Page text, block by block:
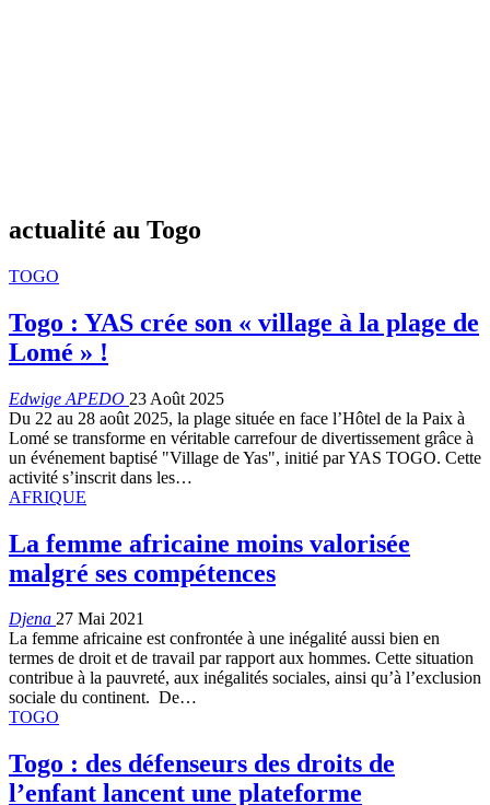
actualité au Togo
TOGO
Togo : YAS crée son « village à la plage de
Lomé » !
Edwige APEDO 23 Août 2025
Du 22 au 28 août 2025, la plage située en face l’Hôtel de la Paix à
Lomé se transforme en véritable carrefour de divertissement grâce à
un événement baptisé "Village de Yas", initié par YAS TOGO. Cette
activité s’inscrit dans les…
AFRIQUE
La femme africaine moins valorisée
malgré ses compétences
Djena 27 Mai 2021
La femme africaine est confrontée à une inégalité aussi bien en
termes de droit et de travail par rapport aux hommes. Cette situation
contribue à la pauvreté, aux inégalités sociales, ainsi qu’à l’exclusion
sociale du continent. De…
TOGO
Togo : des défenseurs des droits de
l’enfant lancent une plateforme